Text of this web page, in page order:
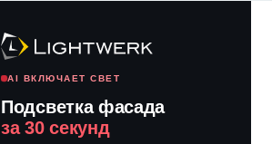
AI ВКЛЮЧАЕТ СВЕТ
Подсветка фасада
за 30 секунд